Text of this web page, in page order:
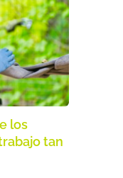
los
tan